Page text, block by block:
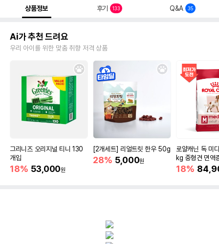
상품정보 후기 133 Q&A 35
Ai가 추천 드려요
우리 아이를 위한 맞춤 취향 저격 상품
그리니즈 오리지널 티니 130
개입
18% 53,000원
[2개세트] 리얼트릿 한우 50g
28% 5,000원
로얄캐닌 독 미
kg 중형견 면역
18%